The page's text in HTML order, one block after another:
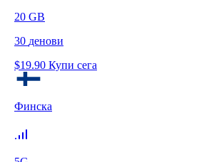
20 GB
30 денови
$19.90 Купи сега
Финска